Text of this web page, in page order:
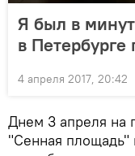
Я был в
в Петербурге
4 апреля 2017, 20:42
Днем 3 апреля на
"Сенная площадь"